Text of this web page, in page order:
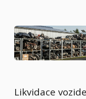
Likvidace